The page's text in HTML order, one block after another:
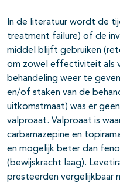
In de literatuur wordt de
treatment failure) of de
middel blijft gebruiken
om zowel effectiviteit als
behandeling weer te
en/of staken van de
uitkomstmaat) was er
valproaat. Valproaat is
carbamazepine en
en mogelijk beter dan
(bewijskracht laag).
presteerden vergelijkbaar